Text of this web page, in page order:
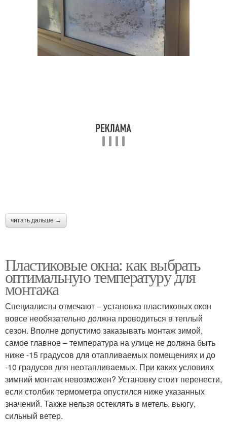
читать дальше →
Пластиковые окна: как выбрать
оптимальную температуру для
монтажа
Специалисты отмечают – установка пластиковых окон
вовсе необязательно должна проводиться в теплый
сезон. Вполне допустимо заказывать монтаж зимой,
самое главное – температура на улице не должна быть
ниже -15 градусов для отапливаемых помещениях и до
-10 градусов для неотапливаемых. При каких условиях
зимний монтаж невозможен? Установку стоит перенести,
если столбик термометра опустился ниже указанных
значений. Также нельзя остеклять в метель, вьюгу,
сильный ветер.